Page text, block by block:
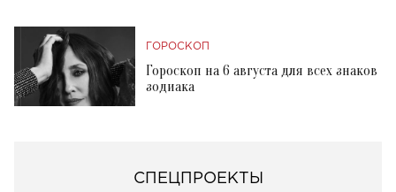
ГОРОСКОП
Гороскоп на 6 августа для всех знаков
зодиака
СПЕЦПРОЕКТЫ